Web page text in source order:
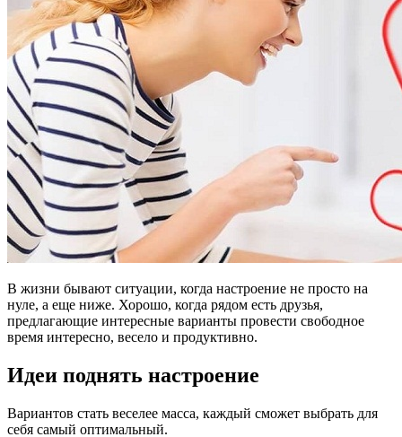
В жизни бывают ситуации, когда настроение не просто на
нуле, а еще ниже. Хорошо, когда рядом есть друзья,
предлагающие интересные варианты провести свободное
время интересно, весело и продуктивно.
Идеи поднять настроение
Вариантов стать веселее масса, каждый сможет выбрать для
себя самый оптимальный.